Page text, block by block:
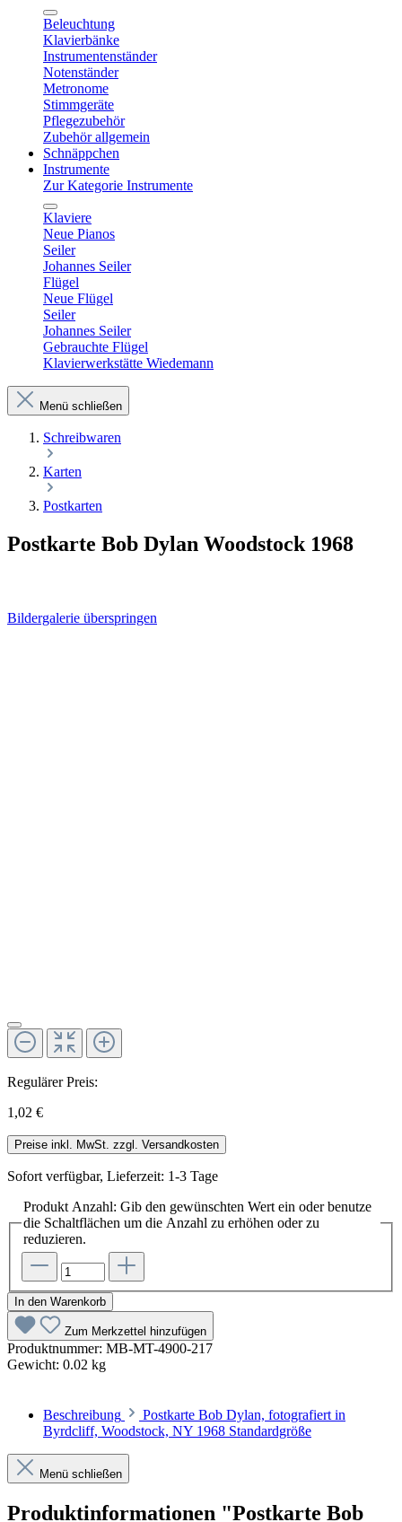
Beleuchtung
Klavierbänke
Instrumentenständer
Notenständer
Metronome
Stimmgeräte
Pflegezubehör
Zubehör allgemein
Schnäppchen
Instrumente
Zur Kategorie Instrumente
Klaviere
Neue Pianos
Seiler
Johannes Seiler
Flügel
Neue Flügel
Seiler
Johannes Seiler
Gebrauchte Flügel
Klavierwerkstätte Wiedemann
Menü schließen
Schreibwaren
Karten
Postkarten
Postkarte Bob Dylan Woodstock 1968
Bildergalerie überspringen
Regulärer Preis:
1,02 €
Preise inkl. MwSt. zzgl. Versandkosten
Sofort verfügbar, Lieferzeit: 1-3 Tage
Produkt Anzahl: Gib den gewünschten Wert ein oder benutze
die Schaltflächen um die Anzahl zu erhöhen oder zu
reduzieren.
In den Warenkorb
Zum Merkzettel hinzufügen
Produktnummer: MB-MT-4900-217
Gewicht: 0.02 kg
Beschreibung
Postkarte Bob Dylan, fotografiert in
Byrdcliff, Woodstock, NY 1968 Standardgröße
Menü schließen
Produktinformationen "Postkarte Bob